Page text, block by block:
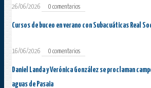
26/06/2026 0 comentarios
Cursos de buceo en verano con Subacuáticas Real
16/06/2026 0 comentarios
Daniel Landa y Verónica González se proclaman
aguas de Pasaia